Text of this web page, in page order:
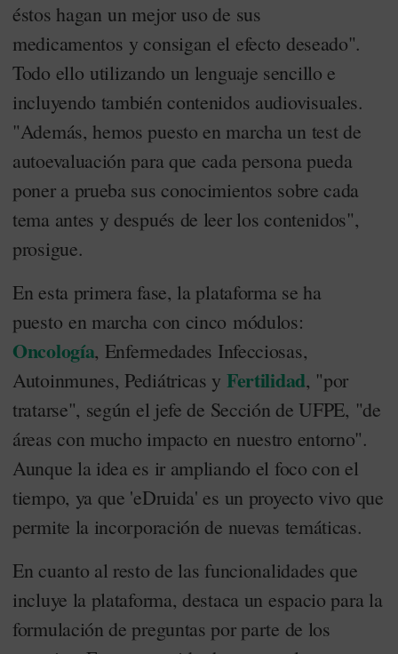
éstos hagan un mejor uso de sus
medicamentos y consigan el efecto deseado".
Todo ello utilizando un lenguaje sencillo e
incluyendo también contenidos audiovisuales.
"Además, hemos puesto en marcha un test de
autoevaluación para que cada persona pueda
poner a prueba sus conocimientos sobre cada
tema antes y después de leer los contenidos",
prosigue.
En esta primera fase, la plataforma se ha
puesto en marcha con cinco módulos:
Oncología, Enfermedades Infecciosas,
Autoinmunes, Pediátricas y Fertilidad, "por
tratarse", según el jefe de Sección de UFPE, "de
áreas con mucho impacto en nuestro entorno".
Aunque la idea es ir ampliando el foco con el
tiempo, ya que 'eDruida' es un proyecto vivo que
permite la incorporación de nuevas temáticas.
En cuanto al resto de las funcionalidades que
incluye la plataforma, destaca un espacio para la
formulación de preguntas por parte de los